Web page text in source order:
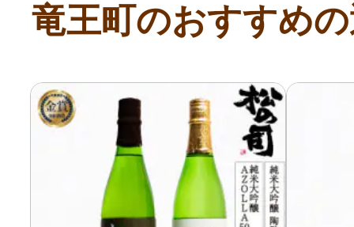
副業・パラレルワーカー
個人事業主・フリーラン
個人事業・フリーランス
竜王町のおすすめ